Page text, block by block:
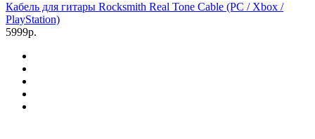
Кабель для гитары Rocksmith Real Tone Cable (PC / Xbox /
PlayStation)
5999р.